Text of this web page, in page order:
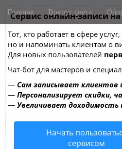
Сервис онлайн-записи
Тот, кто работает в сфере
но и напоминать клиентам о
Для новых пользователей
Чат-бот для мастеров и
— Сам записывает
— Персонализирует скидки,
— Увеличивает
Начать
сервисом
M
a
n
m
e
n
u
i
Главная Вокруг света